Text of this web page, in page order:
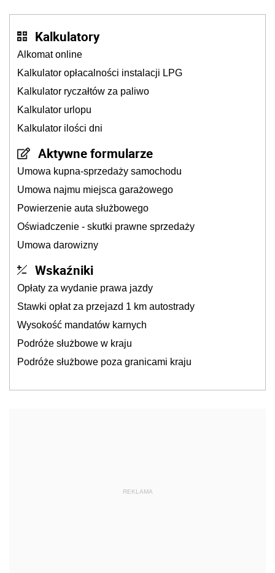
Kalkulatory
Alkomat online
Kalkulator opłacalności instalacji LPG
Kalkulator ryczałtów za paliwo
Kalkulator urlopu
Kalkulator ilości dni
Aktywne formularze
Umowa kupna-sprzedaży samochodu
Umowa najmu miejsca garażowego
Powierzenie auta służbowego
Oświadczenie - skutki prawne sprzedaży
Umowa darowizny
Wskaźniki
Opłaty za wydanie prawa jazdy
Stawki opłat za przejazd 1 km autostrady
Wysokość mandatów karnych
Podróże służbowe w kraju
Podróże służbowe poza granicami kraju
REKLAMA